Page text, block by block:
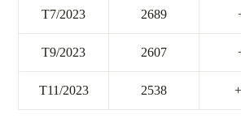
T7/2023 2689
T9/2023 2607
T11/2023 2538